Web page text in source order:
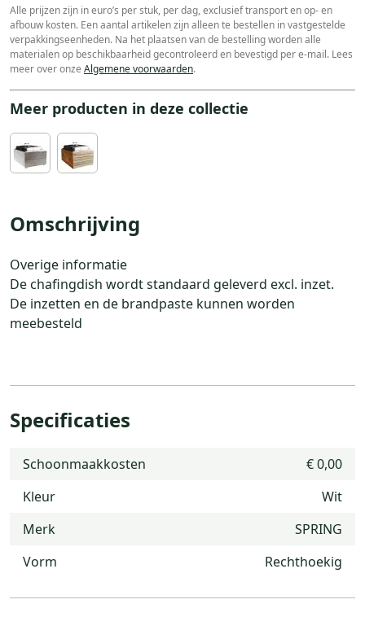
Alle prijzen zijn in euro’s per stuk, per dag, exclusief transport en op- en
afbouw kosten. Een aantal artikelen zijn alleen te bestellen in vastgestelde
verpakkingseenheden. Na het plaatsen van de bestelling worden alle
materialen op beschikbaarheid gecontroleerd en bevestigd per e-mail. Lees
meer over onze Algemene voorwaarden.
Meer producten in deze collectie
Omschrijving
Overige informatie
De chafingdish wordt standaard geleverd excl. inzet.
De inzetten en de brandpaste kunnen worden
meebesteld
Specificaties
Schoonmaakkosten
€ 0,00
Kleur
Wit
Merk
SPRING
Vorm
Rechthoekig